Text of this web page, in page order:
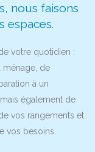
nous faisons
espaces.
votre quotidien :
ménage, de
à un
également de
vos rangements et
vos besoins.